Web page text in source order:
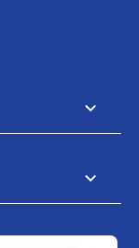

